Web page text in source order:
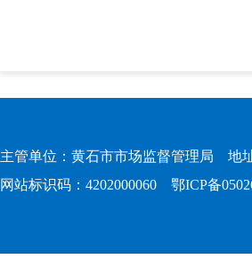
主管单位：黄石市市场监督管理局 地
网站标识码：4202000060 鄂ICP备